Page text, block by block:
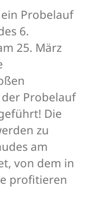
Probelauf
6.
25. März
der Probelauf
Die
zu
am
von dem in
profitieren